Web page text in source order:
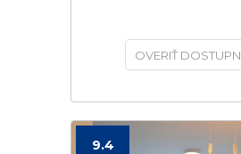
OVERIŤ
9.4